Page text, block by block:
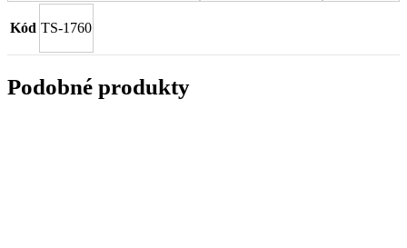
Kód TS-1760
Podobné produkty